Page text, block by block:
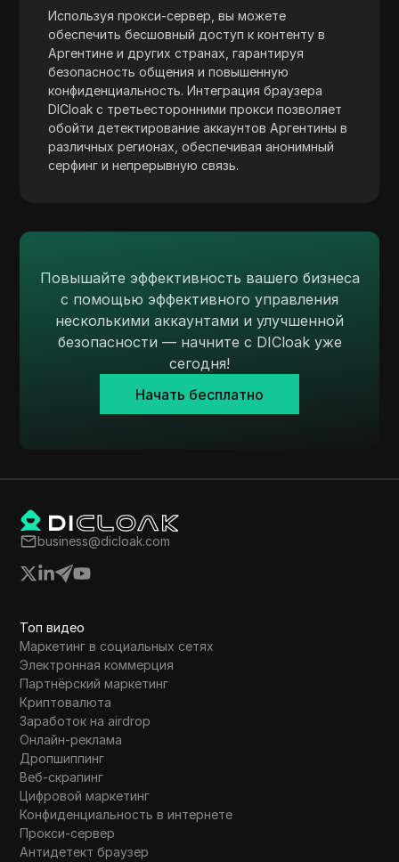
Payeer
Payoneer
PayPal
Pinterest
Pinterest Ads
Rakuten
Reddit Ads
Snapchat
Spotify
Square
Taboola
Target
Telegram
TikTok
TikTok Ads
TransferWise
Tumblr
Используя прокси-сервер, вы можете
обеспечить бесшовный доступ к контенту в
Аргентине и других странах, гарантируя
безопасность общения и повышенную
конфиденциальность. Интеграция браузера
DICloak с третьесторонними прокси позволяет
обойти детектирование аккаунтов Аргентины в
различных регионах, обеспечивая анонимный
серфинг и непрерывную связь.
Повышайте эффективность вашего бизнеса
с помощью эффективного управления
несколькими аккаунтами и улучшенной
безопасности — начните с DICloak уже
сегодня!
Начать бесплатно
business@dicloak.com
Топ видео
Маркетинг в социальных сетях
Электронная коммерция
Партнёрский маркетинг
Криптовалюта
Заработок на airdrop
Онлайн-реклама
Дропшиппинг
Веб-скрапинг
Цифровой маркетинг
Конфиденциальность в интернете
Прокси-сервер
Антидетект браузер